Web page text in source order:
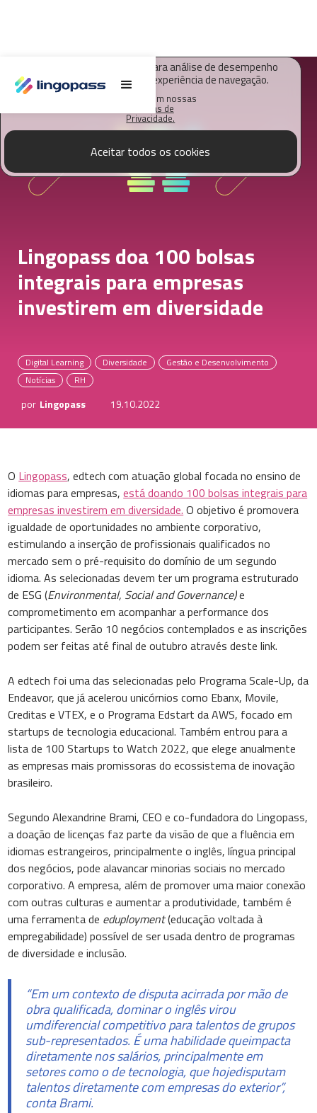
O Lingopass utiliza cookies para análise de desempenho
deste site e melhorar sua experiência de navegação.
Saiba mais em nossas
Políticas de
Privacidade.
Aceitar todos os cookies
Lingopass doa 100 bolsas
integrais para empresas
investirem em diversidade
Digital Learning Diversidade
Gestão e Desenvolvimento
Notícias
RH
por Lingopass 19.10.2022
O Lingopass, edtech com atuação global focada no ensino de
idiomas para empresas,está doando 100 bolsas integrais para
empresas investirem em diversidade. O objetivo é promovera
igualdade de oportunidades no ambiente corporativo,
estimulando a inserção de profissionais qualificados no
mercado sem o pré-requisito do domínio de um segundo
idioma. As selecionadas devem ter um programa estruturado
de ESG (Environmental, Social and Governance)e
comprometimento em acompanhar a performance dos
participantes. Serão 10 negócios contemplados e as inscrições
podem ser feitas até final de outubro através deste link.
A edtech foi uma das selecionadas pelo Programa Scale-Up, da
Endeavor, que já acelerou unicórnios como Ebanx, Movile,
Creditas e VTEX, e o Programa Edstart da AWS, focado em
startups de tecnologia educacional. Também entrou para a
lista de 100 Startups to Watch 2022, que elege anualmente
as empresas mais promissoras do ecossistema de inovação
brasileiro.
Segundo Alexandrine Brami, CEO e co-fundadora do Lingopass,
a doação de licenças faz parte da visão de que a fluência em
idiomas estrangeiros, principalmente o inglês, língua principal
dos negócios, pode alavancar minorias sociais no mercado
corporativo. A empresa, além de promover uma maior conexão
com outras culturas e aumentar a produtividade, também é
uma ferramenta de eduployment(educação voltada à
empregabilidade) possível de ser usada dentro de programas
de diversidade e inclusão.
“Em um contexto de disputa acirrada por mão de
obra qualificada, dominar o inglês virou
umdiferencial competitivo para talentos de grupos
sub-representados. É uma habilidade queimpacta
diretamente nos salários, principalmente em
setores como o de tecnologia, que hojedisputam
talentos diretamente com empresas do exterior”,
conta Brami.